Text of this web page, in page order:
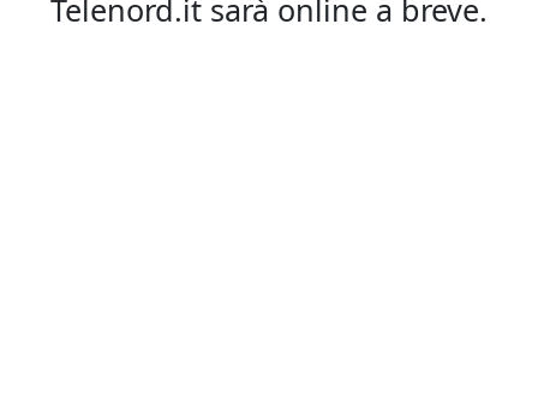
Telenord.it sarà online a breve.